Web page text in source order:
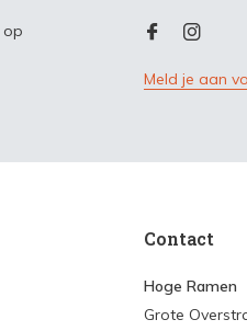
op
Meld je aan
Contact
Hoge Ramen
Grote